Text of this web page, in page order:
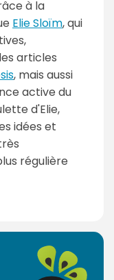
à la
Elie Sloïm, qui
articles
, mais aussi
active du
d'Elie,
idées et
régulière